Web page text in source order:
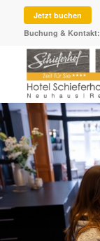
Jetzt buchen
Buchung & Kontakt: